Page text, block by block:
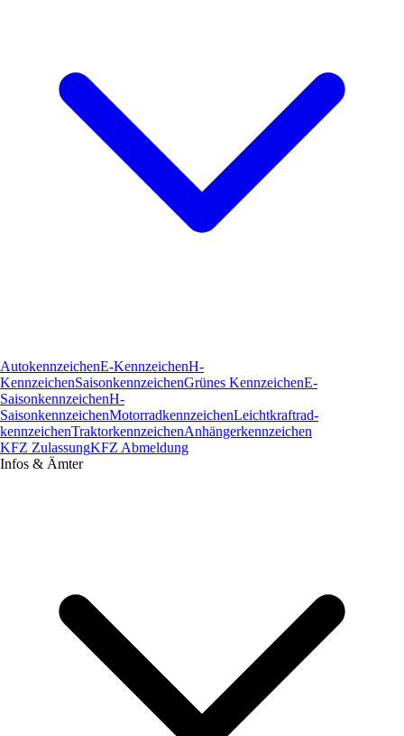
AutokennzeichenE-KennzeichenH-
KennzeichenSaisonkennzeichenGrünes KennzeichenE-
SaisonkennzeichenH-
SaisonkennzeichenMotorradkennzeichenLeichtkraftrad­
kennzeichenTraktorkennzeichenAnhängerkennzeichen
KFZ ZulassungKFZ Abmeldung
Infos & Ämter